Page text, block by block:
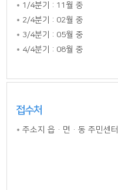
1/4분기 : 11월 중
2/4분기 : 02월 중
3/4분기 : 05월 중
4/4분기 : 08월 중
접수처
주소지 읍·면·동 주민센터